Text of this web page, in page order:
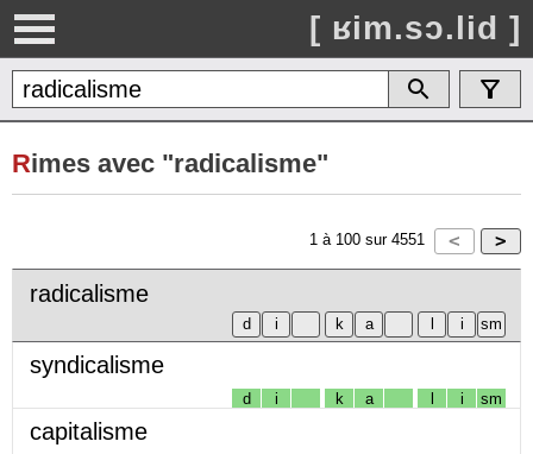
[ ʁim.sɔ.lid ]
Rimes avec "radicalisme"
1 à 100 sur 4551
radicalisme
syndicalisme
d i k a l i sm
capitalisme